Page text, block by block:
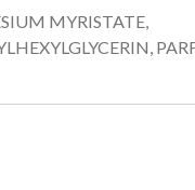
MYRISTATE,